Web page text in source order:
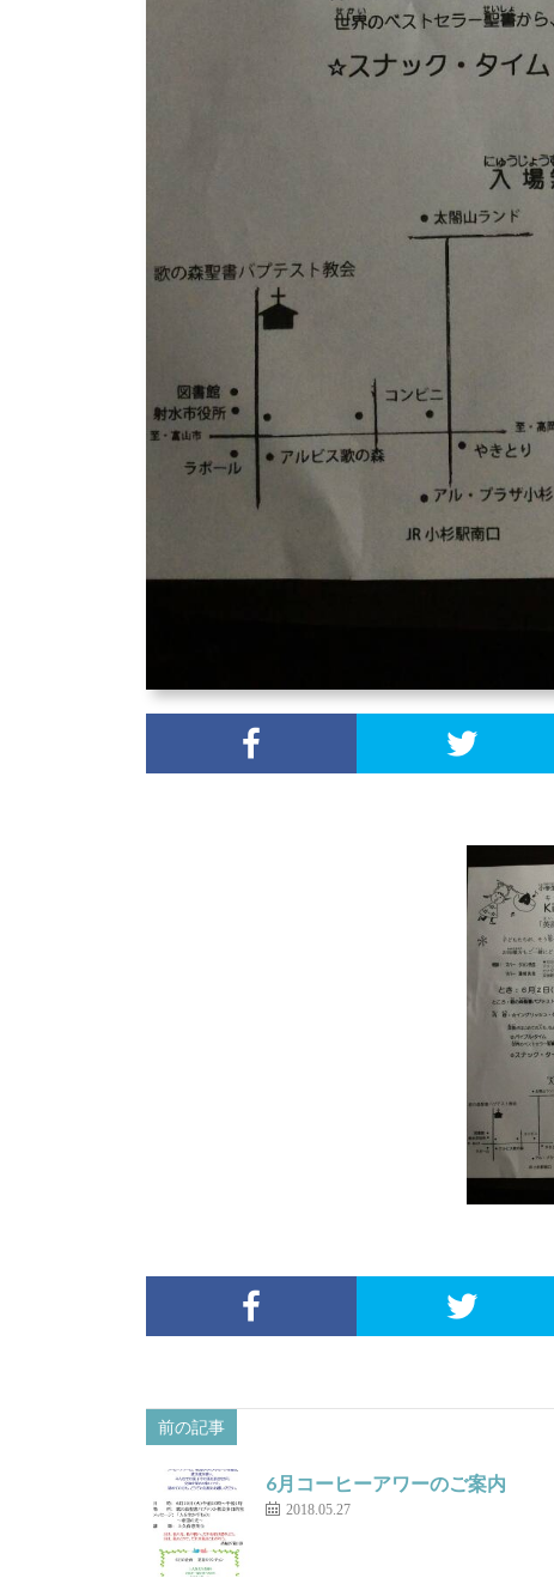
前の記事
6月コーヒーアワーのご案内
2018.05.27